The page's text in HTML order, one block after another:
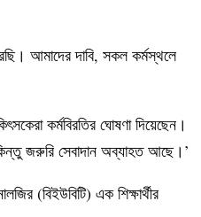
আমাদের দাবি, সকল কর্মস্থলে
কর্মবিরতির ঘোষণা দিয়েছেন।
জরুরি সেবাদান অব্যাহত আছে।’
(বিইউবিটি) এক শিক্ষার্থীর